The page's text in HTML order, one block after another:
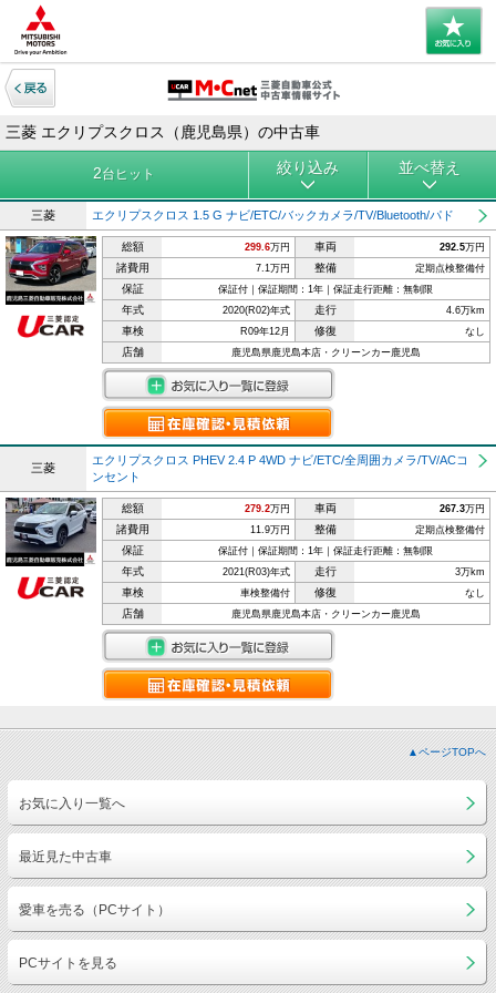
三菱 エクリプスクロス（鹿児島県）の中古車
2台ヒット 絞り込み 並べ替え
三菱 エクリプスクロス 1.5 G ナビ/ETC/バックカメラ/TV/Bluetooth/パド
総額 299.6万円 車両 292.5万円
諸費用 7.1万円 整備 定期点検整備付
保証 保証付｜保証期間：1年｜保証走行距離：無制限
年式 2020(R02)年式 走行 4.6万km
車検 R09年12月 修復 なし
店舗 鹿児島県鹿児島本店・クリーンカー鹿児島
三菱
エクリプスクロス PHEV 2.4 P 4WD ナビ/ETC/全周囲カメラ/TV/ACコ
ンセント
総額 279.2万円 車両 267.3万円
諸費用 11.9万円 整備 定期点検整備付
保証 保証付｜保証期間：1年｜保証走行距離：無制限
年式 2021(R03)年式 走行 3万km
車検 車検整備付 修復 なし
店舗 鹿児島県鹿児島本店・クリーンカー鹿児島
▲ページTOPへ
お気に入り一覧へ
最近見た中古車
愛車を売る（PCサイト）
PCサイトを見る